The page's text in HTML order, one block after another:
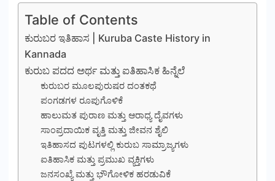
Table of Contents
ಕುರುಬರ ಇತಿಹಾಸ | Kuruba Caste History in
Kannada
ಕುರುಬ ಪದದ ಅರ್ಥ ಮತ್ತು ಐತಿಹಾಸಿಕ ಹಿನ್ನೆಲೆ
ಕುರುಬರ ಮೂಲಪುರುಷರ ದಂತಕಥೆ
ಪಂಗಡಗಳ ರೂಪುಗೊಳಿಕೆ
ಹಾಲುಮತ ಪುರಾಣ ಮತ್ತು ಆರಾಧ್ಯ ದೈವಗಳು
ಸಾಂಪ್ರದಾಯಿಕ ವೃತ್ತಿ ಮತ್ತು ಜೀವನ ಶೈಲಿ
ಇತಿಹಾಸದ ಪುಟಗಳಲ್ಲಿ ಕುರುಬ ಸಾಮ್ರಾಜ್ಯಗಳು
ಐತಿಹಾಸಿಕ ಮತ್ತು ಪ್ರಮುಖ ವ್ಯಕ್ತಿಗಳು
ಜನಸಂಖ್ಯೆ ಮತ್ತು ಭೌಗೋಳಿಕ ಹರಡುವಿಕೆ